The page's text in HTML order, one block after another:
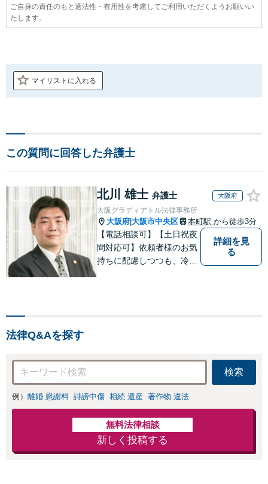
ご自身の責任のもと適法性・有用性を考慮してご利用いただくようお願いい
たします。
マイリストに入れる
この質問に回答した弁護士
北川 雄士 弁護士 大阪府
大阪グラディアトル法律事務所
大阪府 大阪市中央区 本町駅 から徒歩3分
【電話相談可】【土日祝夜
間対応可】依頼者様のお気
持ちに配慮しつつも、冷静
詳細を見
る
法律Q&Aを探す
検索
例） 離婚 慰謝料 誹謗中傷 相続 遺産 著作物 違法
無料法律相談
新しく投稿する